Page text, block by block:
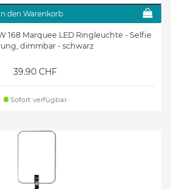
den Warenkorb
168 Marquee LED Ringleuchte - Selfie
dimmbar - schwarz
39.90 CHF
Sofort verfügbar